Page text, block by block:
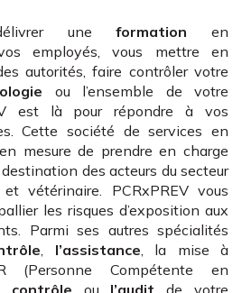
uneformation en
employés, vous mettre en
autorités, faire contrôler votre
ou l’ensemble de votre
est là pour répondre à vos
Cette société de services en
mesure de prendre en charge
des acteurs du secteur
vétérinaire. PCRxPREV vous
les risques d’exposition aux
Parmi ses autres spécialités
l’assistance , la mise à
(Personne Compétente en
contrôle ou l’audit de votre